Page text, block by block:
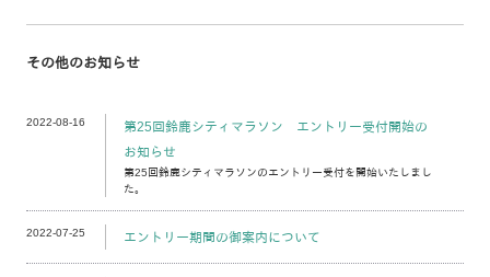
その他のお知らせ
2022-08-16
第25回鈴鹿シティマラソン エントリー受付開始の
お知らせ
第25回鈴鹿シティマラソンのエントリー受付を開始いたしまし
た。
2022-07-25 エントリー期間の御案内について